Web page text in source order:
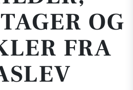
OG
FRA